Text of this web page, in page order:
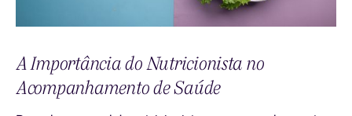
A Importância do Nutricionista no
Acompanhamento de Saúde